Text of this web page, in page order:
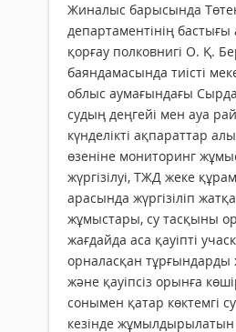
Жиналыс барысында
департаментінің
қорғау полковнигі О. Қ.
баяндамасында тиісті
облыс аумағындағы
судың деңгейі мен ауа
күнделікті ақпараттар
өзеніне мониторинг
жүргізілуі, ТЖД жеке
арасында жүргізіліп
жұмыстары, су тасқыны
жағдайда аса қауіпті
орналасқан тұрғындарды
және қауіпсіз орынға
сонымен қатар көктемгі
кезінде